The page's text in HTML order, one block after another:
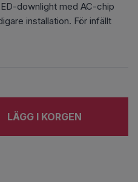
downlight med AC-chip
installation. För infällt
LÄGG I KORGEN